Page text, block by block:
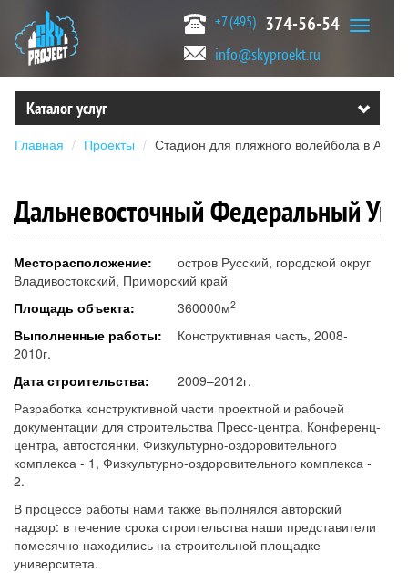
+7 (495) 374-56-54
info@skyproekt.ru
Каталог услуг
Главная Проекты Стадион для пляжного волейбола в
Дальневосточный Федеральный
Месторасположение:
остров Русский, городской округ
Владивостокский, Приморский край
Площадь объекта:
360000м2
Выполненные работы:
Конструктивная часть, 2008-
2010г.
Дата строительства:
2009–2012г.
Разработка конструктивной части проектной и рабочей
документации для строительства Пресс-центра, Конференц-
центра, автостоянки, Физкультурно-оздоровительного
комплекса - 1, Физкультурно-оздоровительного комплекса -
2.
В процессе работы нами также выполнялся авторский
надзор: в течение срока строительства наши представители
помесячно находились на строительной площадке
университета.